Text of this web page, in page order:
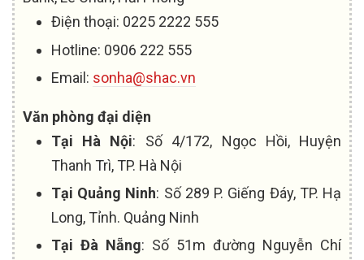
Điện thoại: 0225 2222 555
Hotline: 0906 222 555
Email: sonha@shac.vn
Văn phòng đại diện
Tại Hà Nội: Số 4/172, Ngọc Hồi, Huyện
Thanh Trì, TP. Hà Nội
Tại Quảng Ninh: Số 289 P. Giếng Đáy, TP. Hạ
Long, Tỉnh. Quảng Ninh
Tại Đà Nẵng: Số 51m đường Nguyễn Chí